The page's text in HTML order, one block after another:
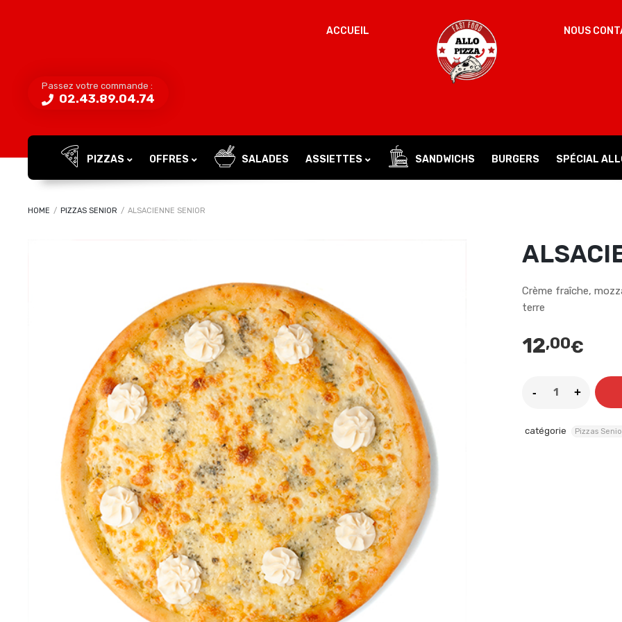
NOUS
ACCUEIL
Passez votre commande :
02.43.89.04.74
IDENTIFICATION
Mot de passe perdu ?
PIZZAS OFFRES SALADES ASSIETTES SANDWICHS BURGERS SPÉCIAL
HOME / PIZZAS SENIOR / ALSACIENNE SENIOR
Crème fraîche,
terre
12,00€
catégorie Pizzas